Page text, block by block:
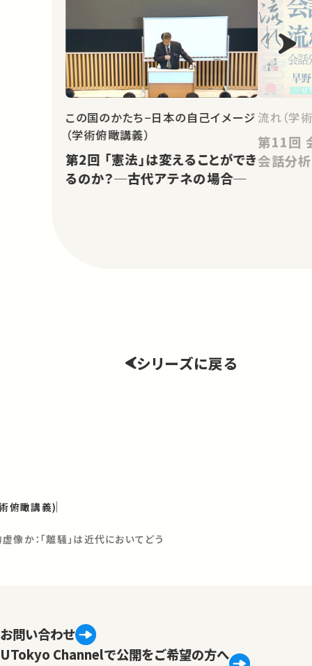
この国のかたち−日本の自己イメージ
（学術俯瞰講義）
第2回 「憲法」は変えることができ
るのか？─古代アテネの場合─
流れ（学
第11回 会話を紡ぐ流れの諸相：
会話分
シリーズに戻る
俯瞰講義)
か：「離騒」は近代においてどう
お問い合わせ
UTokyo Channelで公開をご希望の方へ